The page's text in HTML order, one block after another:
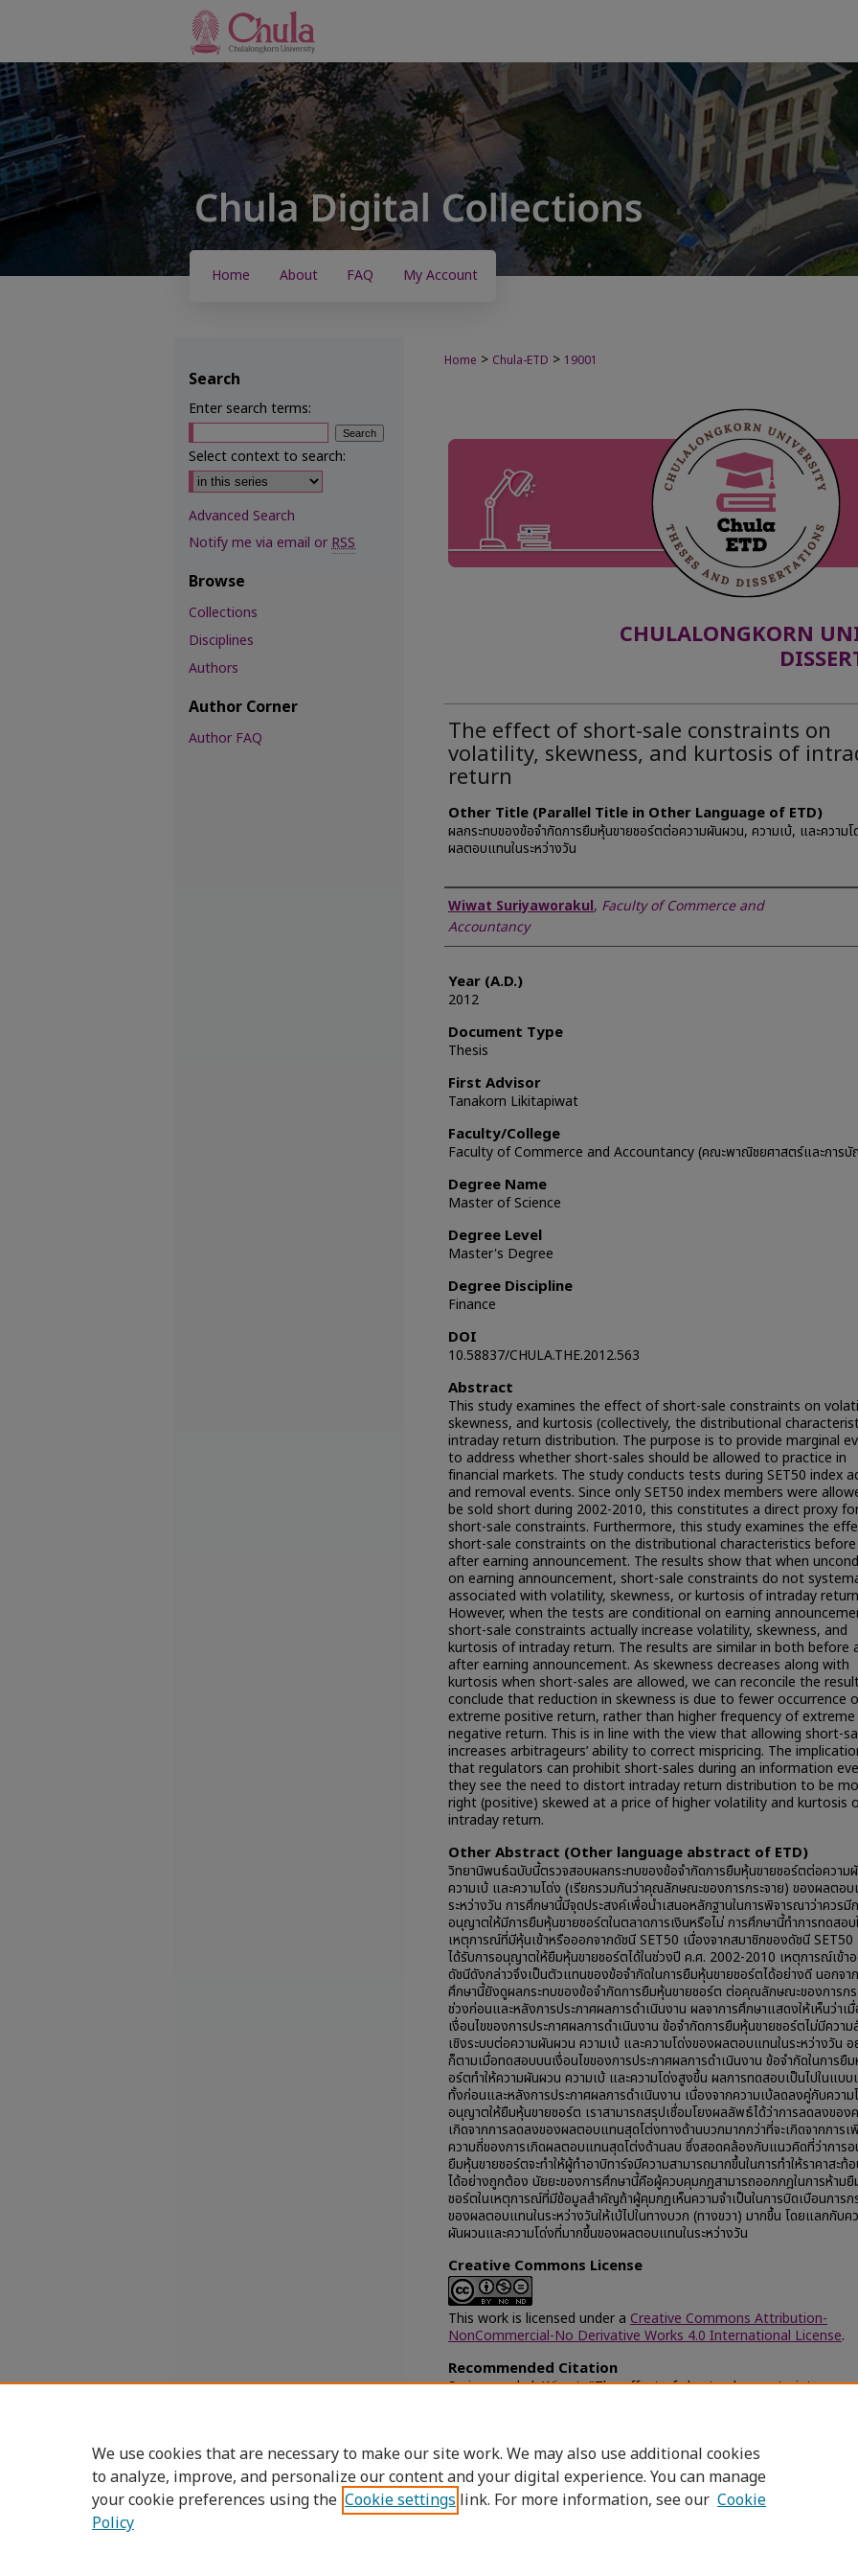
Home About FAQ My Account
Home > Chula-ETD > 19001
CHULALONGKORN
The effect of short-sale constraints on
volatility, skewness, and kurtosis of
return
Other Title (Parallel Title in Other Language of ETD)
ผลกระทบของข้อจำกัดการยืมหุ้นขายชอร์ตต่อความผันผวน, ความเบ้, และความ
ผลตอบแทนในระหว่างวัน
Author
Wiwat Suriyaworakul, Faculty of Commerce and
Accountancy
Year (A.D.)
2012
Document Type
Thesis
First Advisor
Tanakorn Likitapiwat
Faculty/College
Faculty of Commerce and Accountancy (คณะพาณิชยศาสตร์และการ
Degree Name
Master of Science
Degree Level
Master's Degree
Degree Discipline
Finance
DOI
10.58837/CHULA.THE.2012.563
Abstract
This study examines the effect of short-sale constraints on
skewness, and kurtosis (collectively, the distributional
intraday return distribution. The purpose is to provide marginal
to address whether short-sales should be allowed to practice in
financial markets. The study conducts tests during SET50 index
and removal events. Since only SET50 index members were
be sold short during 2002-2010, this constitutes a direct proxy
short-sale constraints. Furthermore, this study examines the
short-sale constraints on the distributional characteristics
after earning announcement. The results show that when
on earning announcement, short-sale constraints do not
associated with volatility, skewness, or kurtosis of intraday
However, when the tests are conditional on earning
short-sale constraints actually increase volatility, skewness, and
kurtosis of intraday return. The results are similar in both before
after earning announcement. As skewness decreases along with
kurtosis when short-sales are allowed, we can reconcile the
conclude that reduction in skewness is due to fewer occurrence
extreme positive return, rather than higher frequency of extreme
negative return. This is in line with the view that allowing short-
increases arbitrageurs’ ability to correct mispricing. The
that regulators can prohibit short-sales during an information
they see the need to distort intraday return distribution to be
right (positive) skewed at a price of higher volatility and kurtosis
intraday return.
Other Abstract (Other language abstract of ETD)
วิทยานิพนธ์ฉบับนี้ตรวจสอบผลกระทบของข้อจำกัดการยืมหุ้นขายชอร์ตต่อความ
ความเบ้ และความโด่ง (เรียกรวมกันว่าคุณลักษณะของการกระจาย) ของผลตอบ
ระหว่างวัน การศึกษานี้มีจุดประสงค์เพื่อนำเสนอหลักฐานในการพิจารณาว่าควรมี
อนุญาตให้มีการยืมหุ้นขายชอร์ตในตลาดการเงินหรือไม่ การศึกษานี้ทำการทดสอบ
เหตุการณ์ที่มีหุ้นเข้าหรือออกจากดัชนี SET50 เนื่องจากสมาชิกของดัชนี SET50
ได้รับการอนุญาตให้ยืมหุ้นขายชอร์ตได้ในช่วงปี ค.ศ. 2002-2010 เหตุการณ์เข้า
ดัชนีดังกล่าวจึงเป็นตัวแทนของข้อจำกัดในการยืมหุ้นขายชอร์ตได้อย่างดี นอกจา
ศึกษานี้ยังดูผลกระทบของข้อจำกัดการยืมหุ้นขายชอร์ต ต่อคุณลักษณะของการกร
ช่วงก่อนและหลังการประกาศผลการดำเนินงาน ผลจาการศึกษาแสดงให้เห็นว่าเ
เงื่อนไขของการประกาศผลการดำเนินงาน ข้อจำกัดการยืมหุ้นขายชอร์ตไม่มีควา
เชิงระบบต่อความผันผวน ความเบ้ และความโด่งของผลตอบแทนในระหว่างวัน อ
ก็ตามเมื่อทดสอบบนเงื่อนไขของการประกาศผลการดำเนินงาน ข้อจำกัดในการยื
อร์ตทำให้ความผันผวน ความเบ้ และความโด่งสูงขึ้น ผลการทดสอบเป็นไปในแบบ
ทั้งก่อนและหลังการประกาศผลการดำเนินงาน เนื่องจากความเบ้ลดลงคู่กับความ
อนุญาตให้ยืมหุ้นขายชอร์ต เราสามารถสรุปเชื่อมโยงผลลัพธ์ได้ว่าการลดลงของ
เกิดจากการลดลงของผลตอบแทนสุดโต่งทางด้านบวกมากกว่าที่จะเกิดจากการเ
ความถี่ของการเกิดผลตอบแทนสุดโต่งด้านลบ ซึ่งสอดคล้องกับแนวคิดที่ว่าการ
ยืมหุ้นขายชอร์ตจะทำให้ผู้ทำอาบิทาร์จมีความสามารถมากขึ้นในการทำให้ราคาสะท้
ได้อย่างถูกต้อง นัยยะของการศึกษานี้คือผู้ควบคุมกฎสามารถออกกฎในการห้าม
ชอร์ตในเหตุการณ์ที่มีข้อมูลสำคัญถ้าผู้คุมกฎเห็นความจำเป็นในการบิดเบือนการก
ของผลตอบแทนในระหว่างวันให้เบ้ไปในทางบวก (ทางขวา) มากขึ้น โดยแลกกับค
ผันผวนและความโด่งที่มากขึ้นของผลตอบแทนในระหว่างวัน
Creative Commons License
This work is licensed under a Creative Commons Attribution-
NonCommercial-No Derivative Works 4.0 International License.
Recommended Citation
Suriyaworakul, Wiwat, "The effect of short-sale constraints on
Search
Enter search terms:
Select context to search:
Advanced Search
Notify me via email orRSS
Browse
Collections
Disciplines
Authors
Author Corner
Author FAQ
We use cookies that are necessary to make our site work. We may also use additional cookies
to analyze, improve, and personalize our content and your digital experience. You can manage
your cookie preferences using the Cookie settings link. For more information, see our Cookie
Policy